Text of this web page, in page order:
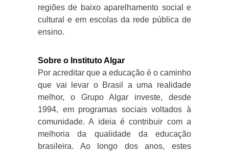
regiões de baixo aparelhamento social e
cultural e em escolas da rede pública de
ensino.
Sobre o Instituto Algar
Por acreditar que a educação é o caminho
que vai levar o Brasil a uma realidade
melhor, o Grupo Algar investe, desde
1994, em programas sociais voltados à
comunidade. A ideia é contribuir com a
melhoria da qualidade da educação
brasileira. Ao longo dos anos, estes